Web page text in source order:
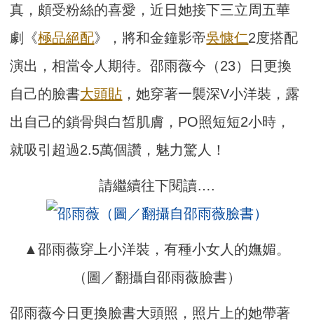
真，頗受粉絲的喜愛，近日她接下三立周五華
劇《極品絕配》，將和金鐘影帝吳慷仁2度搭配
演出，相當令人期待。邵雨薇今（23）日更換
自己的臉書大頭貼 ，她穿著一襲深V小洋裝，露
出自己的鎖骨與白皙肌膚，PO照短短2小時，
就吸引超過2.5萬個讚，魅力驚人！
請繼續往下閱讀….
▲邵雨薇穿上小洋裝，有種小女人的嫵媚。
（圖／翻攝自邵雨薇臉書）
邵雨薇今日更換臉書大頭照，照片上的她帶著